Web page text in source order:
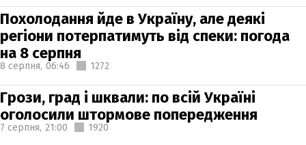
Похолодання йде в Україну, але деякі
регіони потерпатимуть від спеки: погода
на 8 серпня
8 серпня, 06:46 1272
Грози, град і шквали: по всій Україні
оголосили штормове попередження
7 серпня, 21:00 1920